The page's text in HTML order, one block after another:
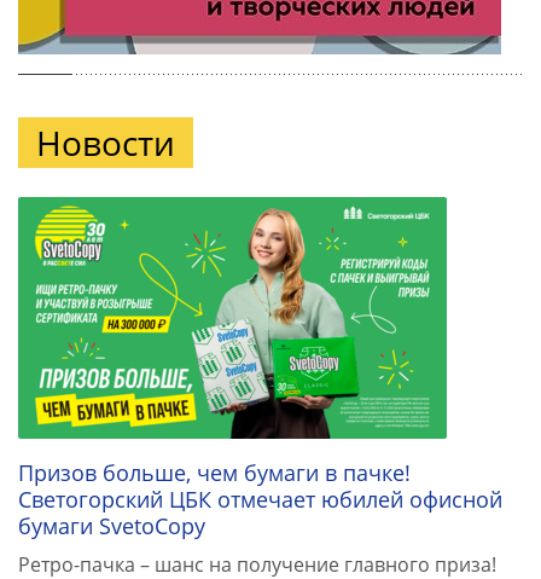
Новости
Призов больше, чем бумаги в пачке!
Светогорский ЦБК отмечает юбилей офисной
бумаги SvetoCopy
Ретро-пачка – шанс на получение главного приза!